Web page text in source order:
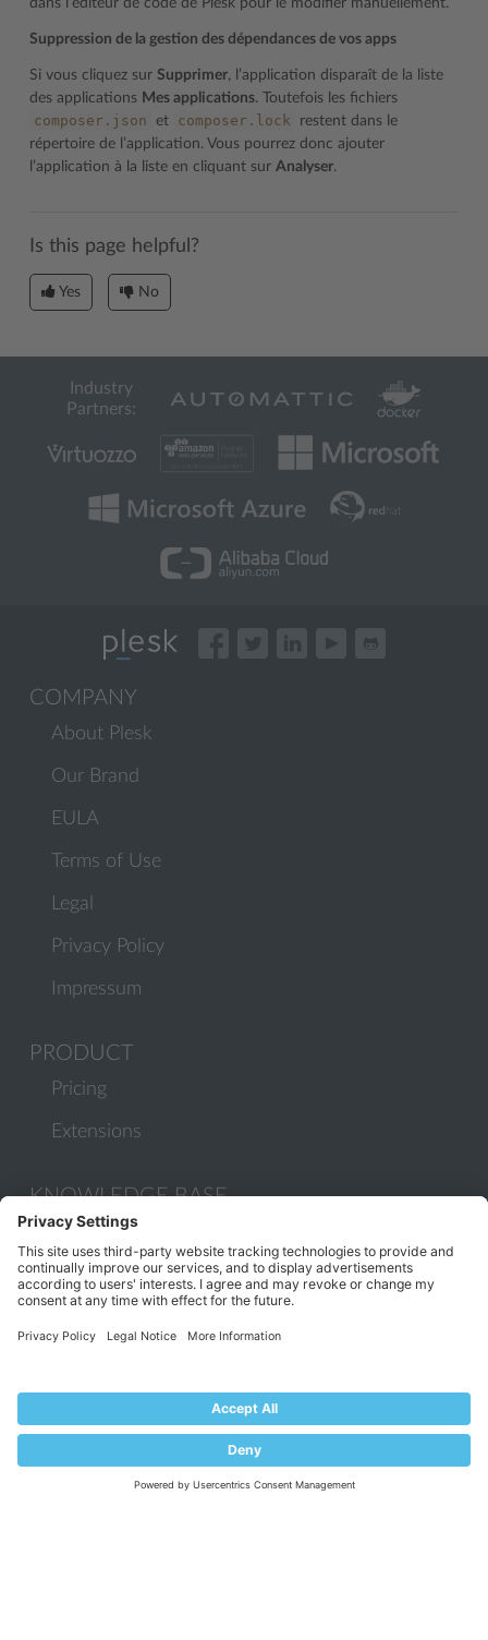
dans l’éditeur de code de Plesk pour le modifier manuellement.
Suppression de la gestion des dépendances de vos apps
Si vous cliquez sur Supprimer, l’application disparaît de la liste
des applications Mes applications. Toutefois les fichiers
composer.json et composer.lock
restent dans le
répertoire de l’application. Vous pourrez donc ajouter
l’application à la liste en cliquant sur Analyser.
Is this page helpful?
Yes No
Industry
Partners:
COMPANY
About Plesk
Our Brand
EULA
Terms of Use
Legal
Privacy Policy
Impressum
PRODUCT
Pricing
Extensions
KNOWLEDGE BASE
Documentation
Help Center
Plesk Lifecycle Policy
PROGRAMS